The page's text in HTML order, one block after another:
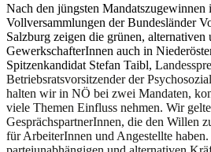
Nach den jüngsten
Vollversammlungen der Bundesländer
Salzburg zeigen die grünen, alternativen
GewerkschafterInnen auch in
Spitzenkandidat Stefan Taibl, L
Betriebsratsvorsitzender der
halten wir in NÖ bei zwei Mandaten,
viele Themen Einfluss nehmen. Wir
GesprächspartnerInnen, die den Willen
für ArbeiterInnen und Angestellte haben.